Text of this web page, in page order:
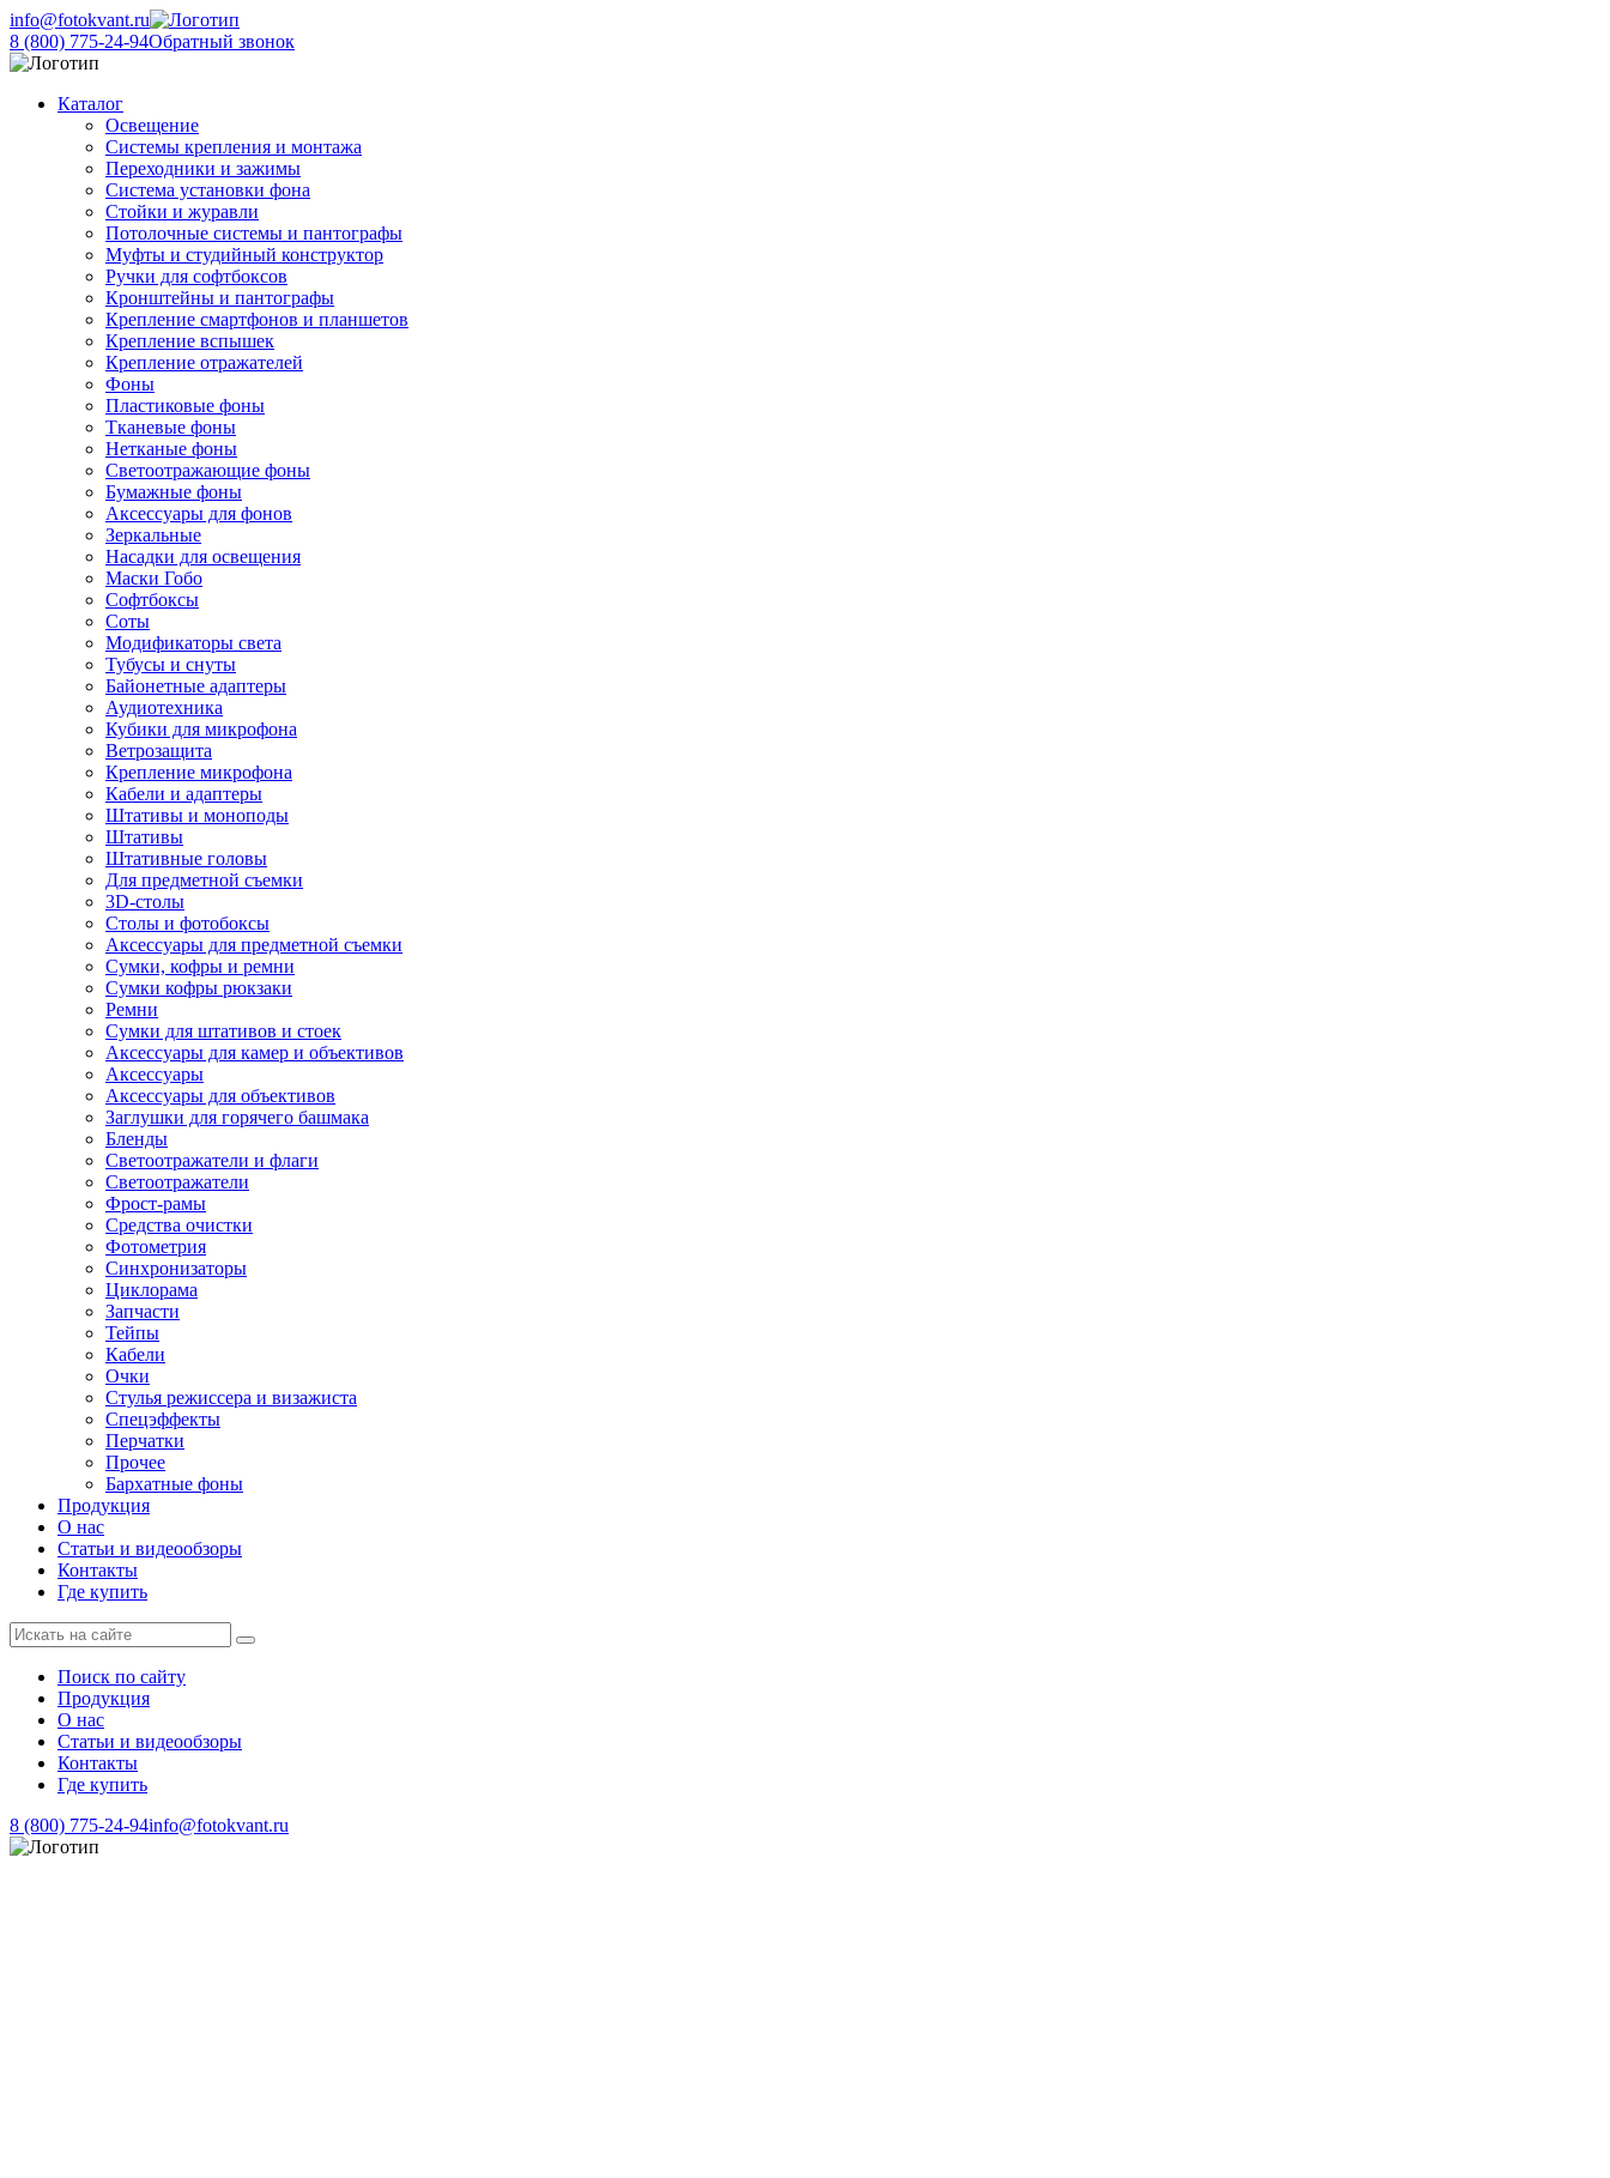
info@fotokvant.ru
8 (800) 775-24-94Обратный звонок
Каталог
Освещение
Системы крепления и монтажа
Переходники и зажимы
Система установки фона
Стойки и журавли
Потолочные системы и пантографы
Муфты и студийный конструктор
Ручки для софтбоксов
Кронштейны и пантографы
Крепление смартфонов и планшетов
Крепление вспышек
Крепление отражателей
Фоны
Пластиковые фоны
Тканевые фоны
Нетканые фоны
Светоотражающие фоны
Бумажные фоны
Аксессуары для фонов
Зеркальные
Насадки для освещения
Маски Гобо
Софтбоксы
Соты
Модификаторы света
Тубусы и снуты
Байонетные адаптеры
Аудиотехника
Кубики для микрофона
Ветрозащита
Крепление микрофона
Кабели и адаптеры
Штативы и моноподы
Штативы
Штативные головы
Для предметной съемки
3D-столы
Столы и фотобоксы
Аксессуары для предметной съемки
Сумки, кофры и ремни
Сумки кофры рюкзаки
Ремни
Сумки для штативов и стоек
Аксессуары для камер и объективов
Аксессуары
Аксессуары для объективов
Заглушки для горячего башмака
Бленды
Светоотражатели и флаги
Светоотражатели
Фрост-рамы
Средства очистки
Фотометрия
Синхронизаторы
Циклорама
Запчасти
Тейпы
Кабели
Очки
Стулья режиссера и визажиста
Спецэффекты
Перчатки
Прочее
Бархатные фоны
Продукция
О нас
Статьи и видеообзоры
Контакты
Где купить
Поиск по сайту
Продукция
О нас
Статьи и видеообзоры
Контакты
Где купить
8 (800) 775-24-94info@fotokvant.ru